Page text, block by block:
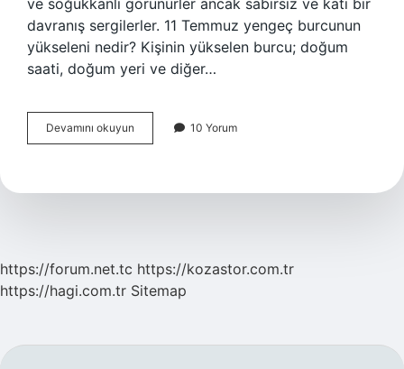
ve soğukkanlı görünürler ancak sabırsız ve katı bir
davranış sergilerler. 11 Temmuz yengeç burcunun
yükseleni nedir? Kişinin yükselen burcu; doğum
saati, doğum yeri ve diğer…
Devamını okuyun
Burcu
Kaç
10 Yorum
https://forum.net.tc https://kozastor.com.tr
https://hagi.com.tr Sitemap